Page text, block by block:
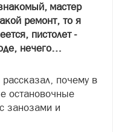
мастер
ремонт, то я
пистолет -
нечего…
почему в
остановочные
занозами и